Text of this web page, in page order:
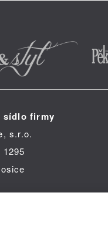
sídlo firmy
s.r.o.